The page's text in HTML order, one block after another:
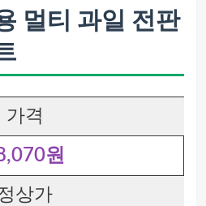
멀티 과일 전판
가격
원
상가